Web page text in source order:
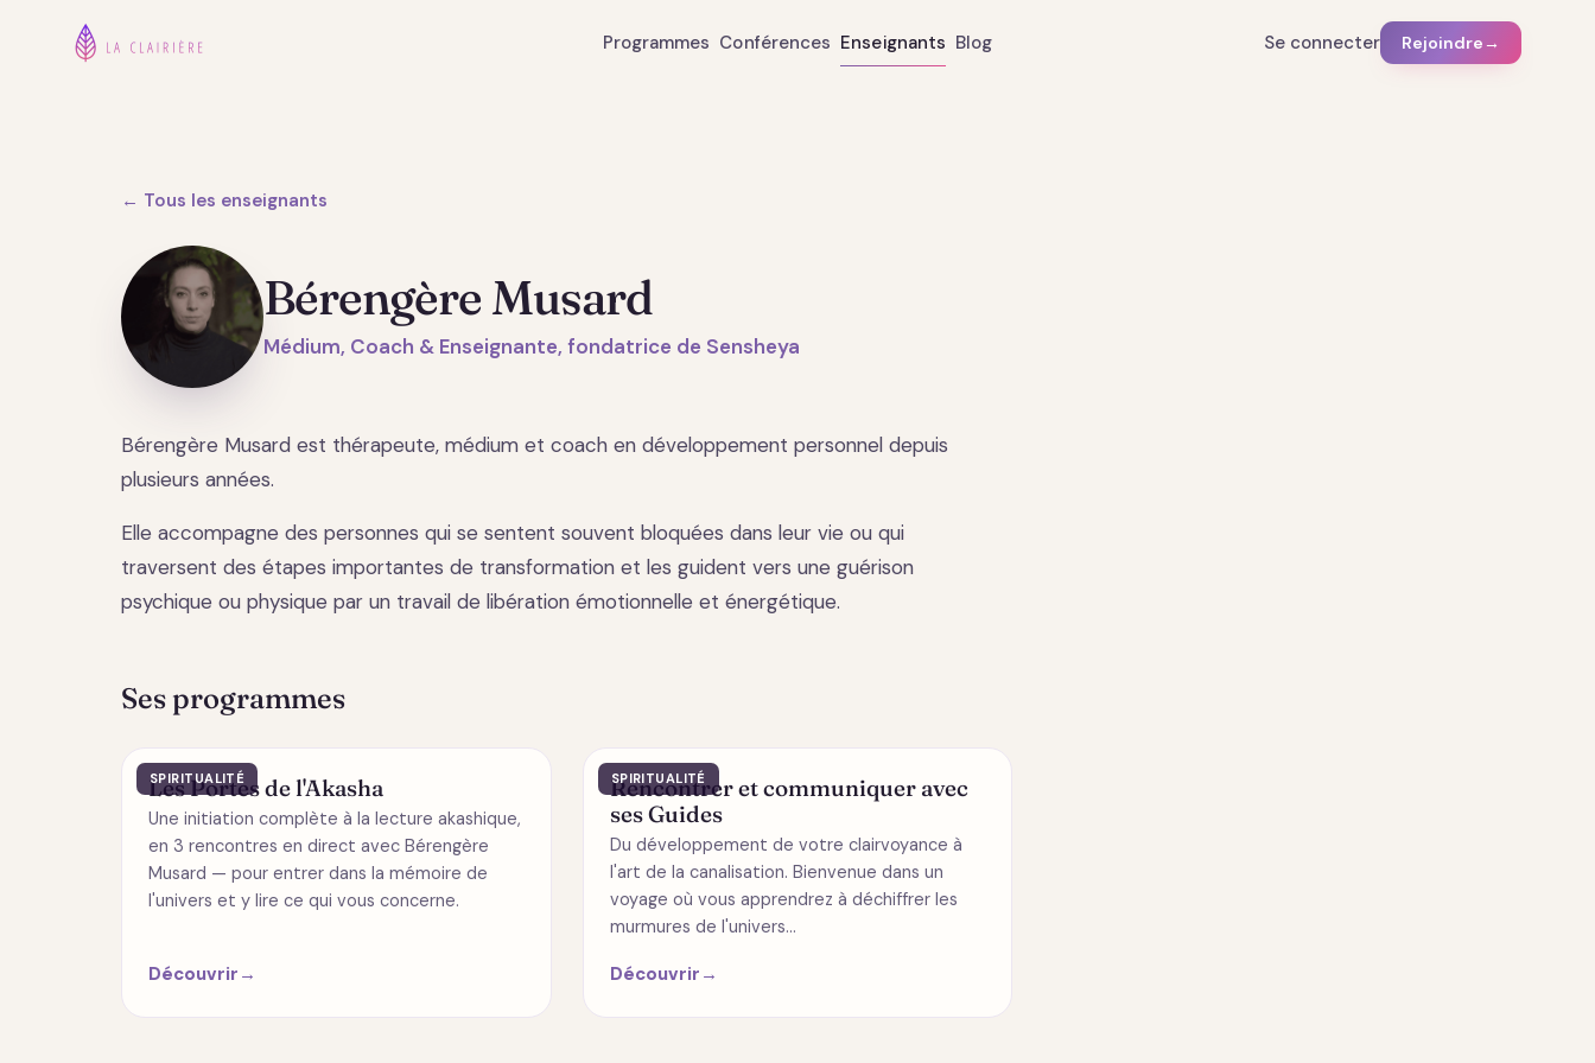
Programmes Conférences Enseignants Blog Se connecter Rejoindre →
← Tous les enseignants
Bérengère Musard
Médium, Coach & Enseignante, fondatrice de Sensheya
Bérengère Musard est thérapeute, médium et coach en développement personnel depuis
plusieurs années.
Elle accompagne des personnes qui se sentent souvent bloquées dans leur vie ou qui
traversent des étapes importantes de transformation et les guident vers une guérison
psychique ou physique par un travail de libération émotionnelle et énergétique.
Ses programmes
SPIRITUALITÉ
Les Portes de l'Akasha
Une initiation complète à la lecture akashique,
en 3 rencontres en direct avec Bérengère
Musard — pour entrer dans la mémoire de
l'univers et y lire ce qui vous concerne.
Découvrir →
SPIRITUALITÉ
Rencontrer et communiquer avec
ses Guides
Du développement de votre clairvoyance à
l'art de la canalisation. Bienvenue dans un
voyage où vous apprendrez à déchiffrer les
murmures de l'univers…
Découvrir →